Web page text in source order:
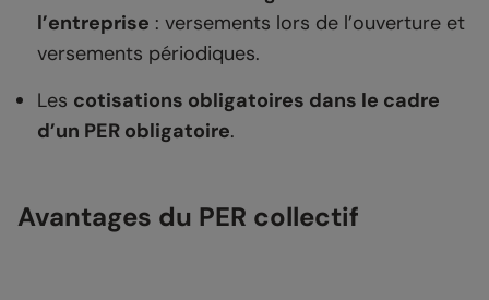
l’entreprise : versements lors de l’ouverture et
versements périodiques.
Les cotisations obligatoires dans le cadre
d’un PER obligatoire.
Avantages du PER collectif